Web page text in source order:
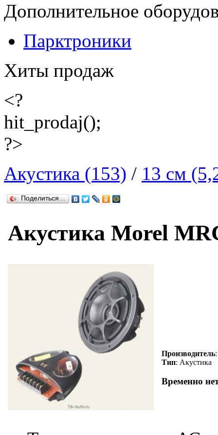
Дополнительное
Парктроники
Хиты продаж
<?
hit_prodaj();
?>
Акустика (153) / 13 см
Поделиться…
Акустика Morel
Производитель
Тип: Акустика
Временно